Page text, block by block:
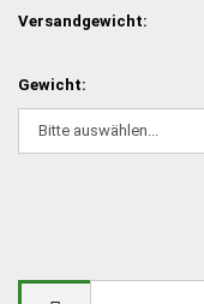
Versandgewicht:
Gewicht: